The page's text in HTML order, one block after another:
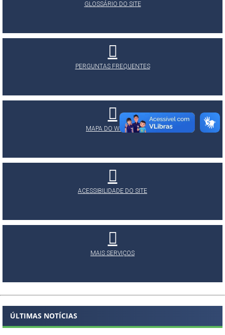
GLOSSÁRIO DO SITE
PERGUNTAS FREQUENTES
MAPA DO WEBSITE
ACESSIBILIDADE DO SITE
MAIS SERVIÇOS
ÚLTIMAS NOTÍCIAS